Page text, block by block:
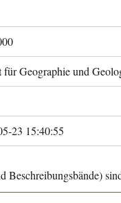
für Geographie und
23 15:40:55
Beschreibungsbände)